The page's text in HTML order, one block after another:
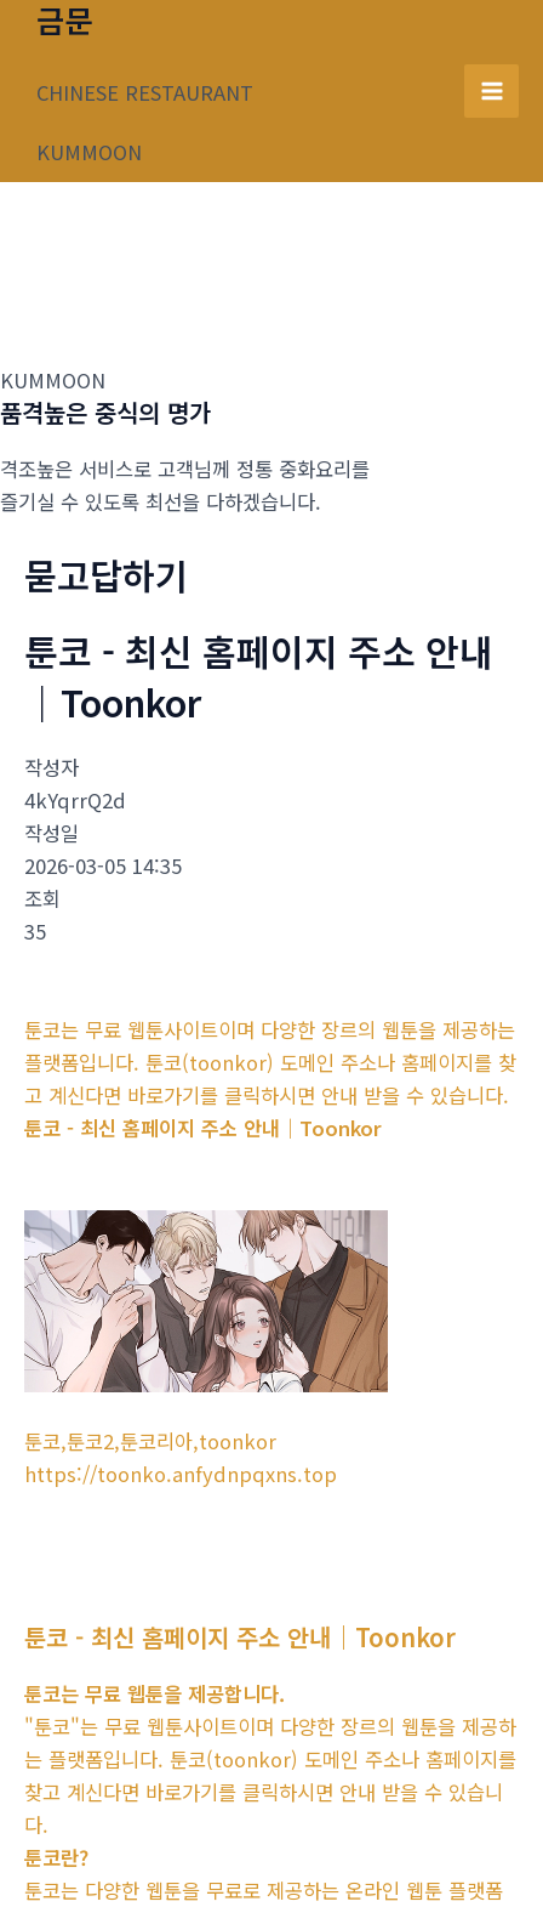
너
금문
CHINESE RESTAURANT
KUMMOON
Main
KUMMOON
품격높은 중식의 명가
격조높은 서비스로 고객님께 정통 중화요리를
즐기실 수 있도록 최선을 다하겠습니다.
묻고답하기
툰코 - 최신 홈페이지 주소 안내
｜Toonkor
작성자
4kYqrrQ2d
작성일
2026-03-05 14:35
조회
35
툰코는 무료 웹툰사이트이며 다양한 장르의 웹툰을 제공하는
플랫폼입니다. 툰코(toonkor) 도메인 주소나 홈페이지를 찾
고 계신다면 바로가기를 클릭하시면 안내 받을 수 있습니다.
툰코 - 최신 홈페이지 주소 안내｜Toonkor
툰코,툰코2,툰코리아,toonkor
https://toonko.anfydnpqxns.top
툰코 - 최신 홈페이지 주소 안내｜Toonkor
툰코는 무료 웹툰을 제공합니다.
"툰코"는 무료 웹툰사이트이며 다양한 장르의 웹툰을 제공하
는 플랫폼입니다. 툰코(toonkor) 도메인 주소나 홈페이지를
찾고 계신다면 바로가기를 클릭하시면 안내 받을 수 있습니
다.
툰코란?
툰코는 다양한 웹툰을 무료로 제공하는 온라인 웹툰 플랫폼